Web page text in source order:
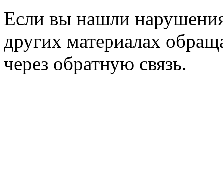
Если вы нашли
других материалах
через обратную связь.